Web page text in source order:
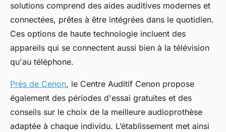
solutions comprend des aides auditives modernes et
connectées, prêtes à être intégrées dans le quotidien.
Ces options de haute technologie incluent des
appareils qui se connectent aussi bien à la télévision
qu'au téléphone.
Près de Cenon, le Centre Auditif Cenon propose
également des périodes d'essai gratuites et des
conseils sur le choix de la meilleure audioprothèse
adaptée à chaque individu. L’établissement met ainsi